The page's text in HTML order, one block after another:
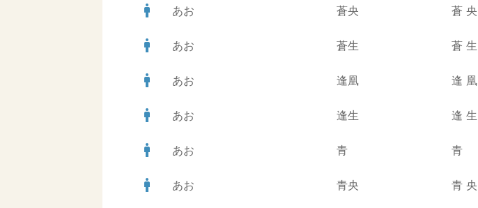
man あお 蒼央 蒼 央
man あお 蒼生 蒼 生
man あお 逢凰 逢 凰
man あお 逢生 逢 生
man あお 青 青
man あお 青央 青 央